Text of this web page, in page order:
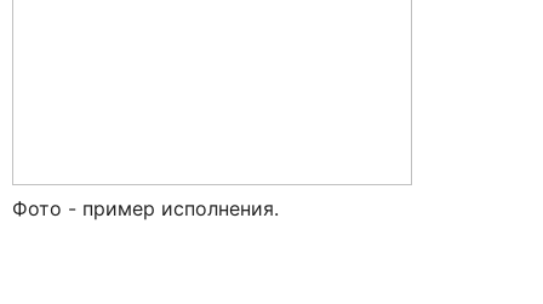
Фото - пример исполнения.